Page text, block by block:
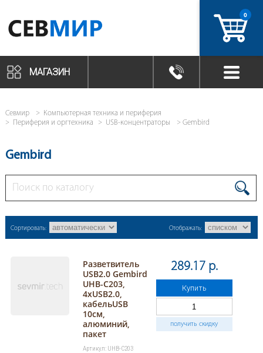
0
МАГАЗИН
Севмир
Компьютерная техника и периферия
Периферия и оргтехника
USB-концентраторы Gembird
Gembird
Сортировать: Отображать:
Разветвитель
USB2.0 Gembird
UHB-C203,
4xUSB2.0,
кабельUSB
10см,
алюминий,
пакет
Артикул: UHB-C203
289.17 р.
Купить
получить скидку